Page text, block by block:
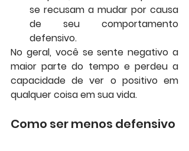
se recusam a mudar por causa
de seu comportamento
defensivo.
No geral, você se sente negativo a
maior parte do tempo e perdeu a
capacidade de ver o positivo em
qualquer coisa em sua vida.
Como ser menos defensivo